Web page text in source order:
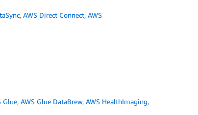
,AWS Direct Connect,AWS
Glue,AWS Glue DataBrew,AWS HealthImaging,